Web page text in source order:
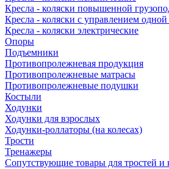
Кресла - коляски повышенной
Кресла - коляски с управлением одной
Кресла - коляски электрические
Опоры
Подъемники
Противопролежневая продукция
Противопролежневые матрасы
Противопролежневые подушки
Костыли
Ходунки
Ходунки для взрослых
Ходунки-роллаторы (на колесах)
Трости
Тренажеры
Сопутствующие товары для тростей и